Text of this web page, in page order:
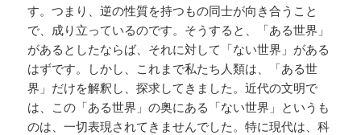
す。つまり、逆の性質を持つもの同士が向き合うこと
で、成り立っているのです。そうすると、「ある世界」
があるとしたならば、それに対して「ない世界」がある
はずです。しかし、これまで私たち人類は、「ある世
界」だけを解釈し、探求してきました。近代の文明で
は、この「ある世界」の奥にある「ない世界」というも
のは、一切表現されてきませんでした。特に現代は、科